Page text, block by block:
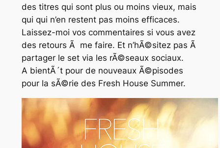
des titres qui sont plus ou moins vieux, mais
qui qui n’en restent pas moins efficaces.
Laissez-moi vos commentaires si vous avez
des retours Ã me faire. Et n’hÃ©sitez pas Ã
partager le set via les rÃ©seaux sociaux.
A bientÃ´t pour de nouveaux Ã©pisodes
pour la sÃ©rie des Fresh House Summer.